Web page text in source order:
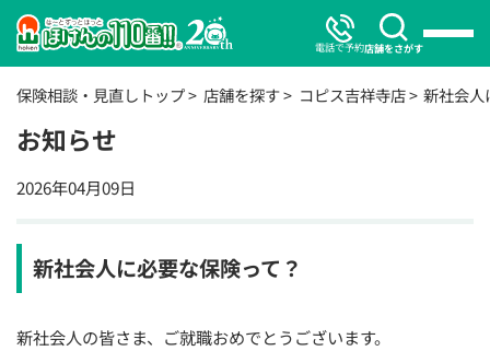
電話で予約店舗をさがす
保険相談・見直しトップ 店舗を探す コピス吉祥寺店 新社会人
お知らせ
2026年04月09日
新社会人に必要な保険って？
新社会人の皆さま、ご就職おめでとうございます。